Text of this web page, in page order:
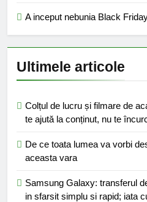
A inceput nebunia Black
Ultimele articole
Colțul de lucru și filmare de
te ajută la conținut, nu te
De ce toata lumea va vorbi
aceasta vara
Samsung Galaxy: transferul
in sfarsit simplu si rapid; iata